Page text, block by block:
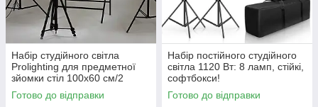
Набір студійного світла
Prolighting для предметної
зйомки стіл 100х60 см/2
софтбокса 50х70 см/2
штатива
Готово до відправки
Набір постійного студійного
світла 1120 Вт: 8 ламп, стійкі,
софтбокси!
Готово до відправки